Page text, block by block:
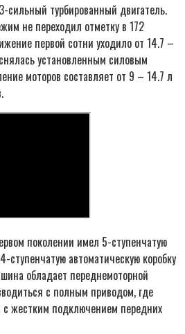
турбированный двигатель.
не переходил отметку в 172
первой сотни уходило от 14.7 –
установленным силовым
моторов составляет от 9 – 14.7 л
поколении имел 5-ступенчатую
ступенчатую автоматическую коробку
обладает переднемоторной
с полным приводом, где
с жестким подключением передних